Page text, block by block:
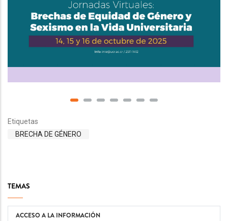
Etiquetas
BRECHA DE GÉNERO
TEMAS
ACCESO A LA INFORMACIÓN